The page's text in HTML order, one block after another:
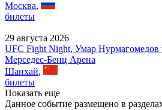
Москва,
билеты
29 августа 2026
UFC Fight Night, Умар
Мерседес-Бенц Арена
Шанхай,
билеты
Показать еще
Данное событие размещено в